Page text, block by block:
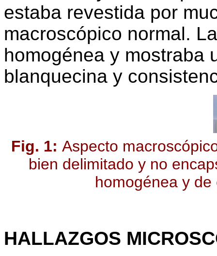
estaba revestida por
macroscópico normal.
homogénea y mostraba
blanquecina y
Fig. 1: Aspecto
bien delimitado y no
homogénea y
HALLAZGOS